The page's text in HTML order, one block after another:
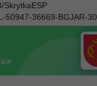
SkrytkaESP
50947-36669-BGJAR-30